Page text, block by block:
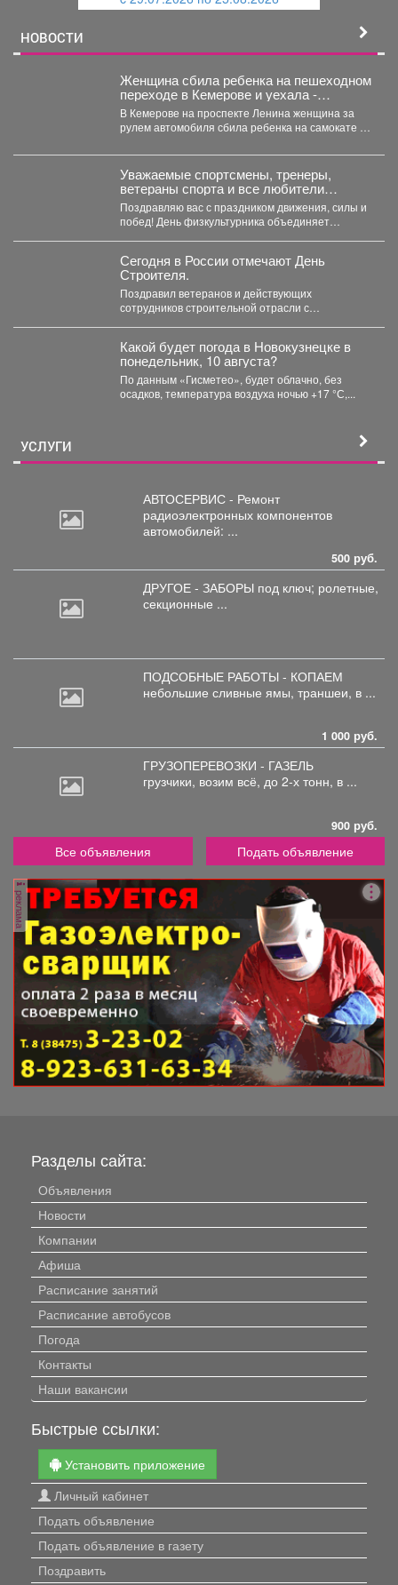
НОВОСТИ
Женщина сбила ребенка на пешеходном
переходе в Кемерове и уехала -
подробности
В Кемерове на проспекте Ленина женщина за
рулем автомобиля сбила ребенка на самокате и
Уважаемые спортсмены, тренеры,
ветераны спорта и все любители
активного образа жизни!
Поздравляю вас с праздником движения, силы и
побед! День физкультурника объединяет
Сегодня в России отмечают День
Строителя.
Поздравил ветеранов и действующих
сотрудников строительной отрасли с
Какой будет погода в Новокузнецке в
понедельник, 10 августа?
По данным «Гисметео», будет облачно, без
осадков, температура воздуха ночью +17 °С,...
УСЛУГИ
АВТОСЕРВИС - Ремонт
радиоэлектронных компонентов
автомобилей: ...
500 руб.
ДРУГОЕ - ЗАБОРЫ под ключ; ролетные,
секционные ...
ПОДСОБНЫЕ РАБОТЫ - КОПАЕМ
небольшие сливные ямы, траншеи, в ...
1 000 руб.
ГРУЗОПЕРЕВОЗКИ - ГАЗЕЛЬ
грузчики, возим всё, до 2-х тонн, в ...
900 руб.
Все объявления Подать объявление
реклама
Разделы сайта:
Объявления
Новости
Компании
Афиша
Расписание занятий
Расписание автобусов
Погода
Контакты
Наши вакансии
Быстрые ссылки:
Установить приложение
Личный кабинет
Подать объявление
Подать объявление в газету
Поздравить